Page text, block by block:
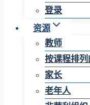
登录
资源
教师
按课程排
家长
老年人